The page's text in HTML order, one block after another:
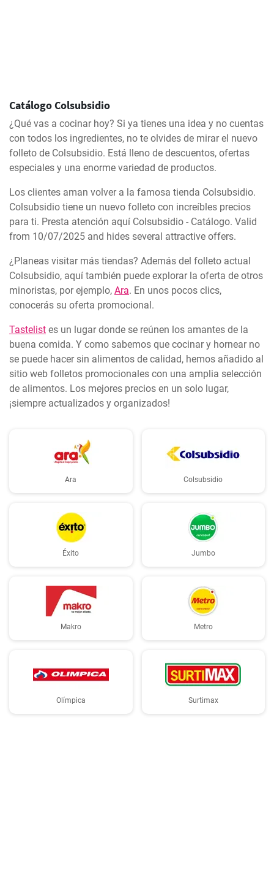
Catálogo Colsubsidio
¿Qué vas a cocinar hoy? Si ya tienes una idea y no cuentas
con todos los ingredientes, no te olvides de mirar el nuevo
folleto de Colsubsidio. Está lleno de descuentos, ofertas
especiales y una enorme variedad de productos.
Los clientes aman volver a la famosa tienda Colsubsidio.
Colsubsidio tiene un nuevo folleto con increíbles precios
para ti. Presta atención aquí Colsubsidio - Catálogo. Valid
from 10/07/2025 and hides several attractive offers.
¿Planeas visitar más tiendas? Además del folleto actual
Colsubsidio, aquí también puede explorar la oferta de otros
minoristas, por ejemplo, Ara. En unos pocos clics,
conocerás su oferta promocional.
Tastelist es un lugar donde se reúnen los amantes de la
buena comida. Y como sabemos que cocinar y hornear no
se puede hacer sin alimentos de calidad, hemos añadido al
sitio web folletos promocionales con una amplia selección
de alimentos. Los mejores precios en un solo lugar,
¡siempre actualizados y organizados!
Ara Colsubsidio
Éxito Jumbo
Makro Metro
Olímpica Surtimax